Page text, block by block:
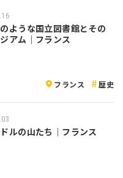
ような国立図書館とその
アム｜フランス
フランス 歴史
ルの山たち｜フランス